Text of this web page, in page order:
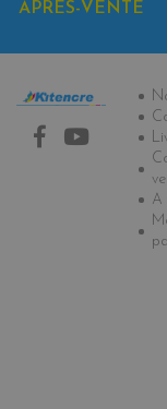
APRÈS-VENTE
A